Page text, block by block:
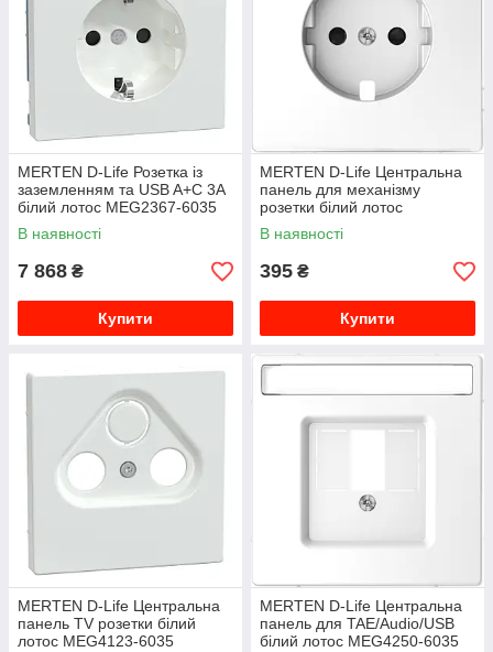
MERTEN D-Life Розетка із
заземленням та USB A+C 3A
білий лотос MEG2367-6035
В наявності
7 868 ₴
Купити
MERTEN D-Life Центральна
панель для механізму
розетки білий лотос
MEG2330-6035
В наявності
395 ₴
Купити
MERTEN D-Life Центральна
панель TV розетки білий
лотос MEG4123-6035
MERTEN D-Life Центральна
панель для TAE/Audio/USB
білий лотос MEG4250-6035